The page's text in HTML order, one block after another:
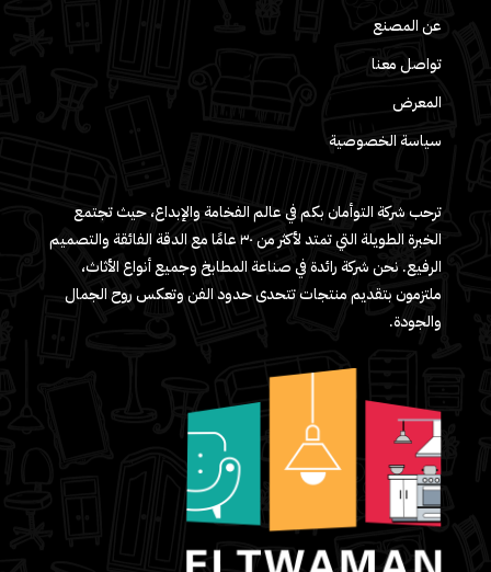
عن المصنع
تواصل معنا
المعرض
سياسة الخصوصية
ترحب شركة التوأمان بكم في عالم الفخامة والإبداع، حيث تجتمع
الخبرة الطويلة التي تمتد لأكثر من ٣٠ عامًا مع الدقة الفائقة والتصميم
الرفيع. نحن شركة رائدة في صناعة المطابخ وجميع أنواع الأثاث،
ملتزمون بتقديم منتجات تتحدى حدود الفن وتعكس روح الجمال
والجودة.